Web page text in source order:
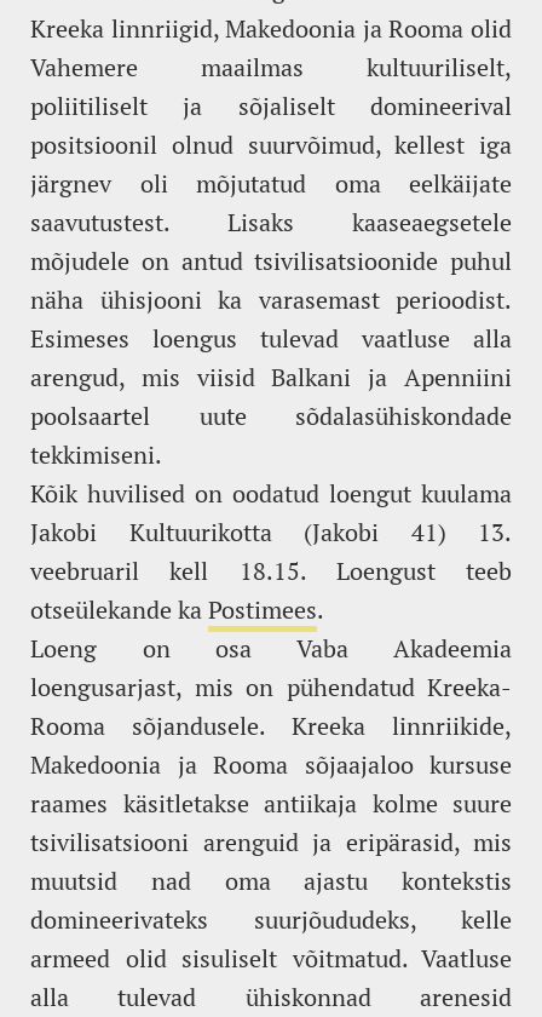
Kreeka linnriigid, Makedoonia ja Rooma olid
Vahemere maailmas kultuuriliselt,
poliitiliselt ja sõjaliselt domineerival
positsioonil olnud suurvõimud, kellest iga
järgnev oli mõjutatud oma eelkäijate
saavutustest. Lisaks kaaseaegsetele
mõjudele on antud tsivilisatsioonide puhul
näha ühisjooni ka varasemast perioodist.
Esimeses loengus tulevad vaatluse alla
arengud, mis viisid Balkani ja Apenniini
poolsaartel uute sõdalasühiskondade
tekkimiseni.
Kõik huvilised on oodatud loengut kuulama
Jakobi Kultuurikotta (Jakobi 41) 13.
veebruaril kell 18.15. Loengust teeb
otseülekande kaPostimees.
Loeng on osa Vaba Akadeemia
loengusarjast, mis on pühendatud Kreeka-
Rooma sõjandusele. Kreeka linnriikide,
Makedoonia ja Rooma sõjaajaloo kursuse
raames käsitletakse antiikaja kolme suure
tsivilisatsiooni arenguid ja eripärasid, mis
muutsid nad oma ajastu kontekstis
domineerivateks suurjõududeks, kelle
armeed olid sisuliselt võitmatud. Vaatluse
alla tulevad ühiskonnad arenesid